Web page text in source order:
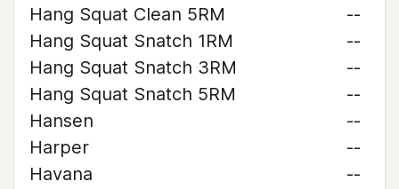
Hang Squat Clean 5RM
--
Hang Squat Snatch 1RM
--
Hang Squat Snatch 3RM
--
Hang Squat Snatch 5RM
--
Hansen
--
Harper
--
Havana
--